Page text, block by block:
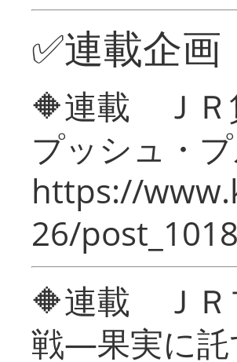
✅連載企画
🔶連載 ＪＲ
プッシュ・
https://
26/
🔶連載 ＪＲ
戦―果実に